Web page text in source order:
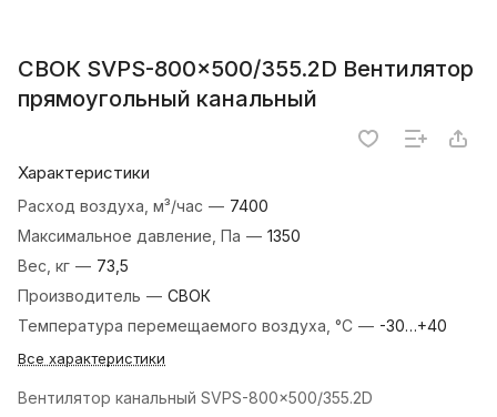
СВОК SVРS-800×500/355.2D Вентилятор
прямоугольный канальный
Характеристики
Расход воздуха, м³/час — 7400
Максимальное давление, Па — 1350
Вес, кг — 73,5
Производитель — СВОК
Температура перемещаемого воздуха, °C — -30…+40
Все характеристики
Вентилятор канальный SVРS-800×500/355.2D